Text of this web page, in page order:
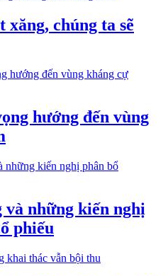
xăng, chúng ta sẽ
hướng đến vùng
những kiến nghị
phiếu